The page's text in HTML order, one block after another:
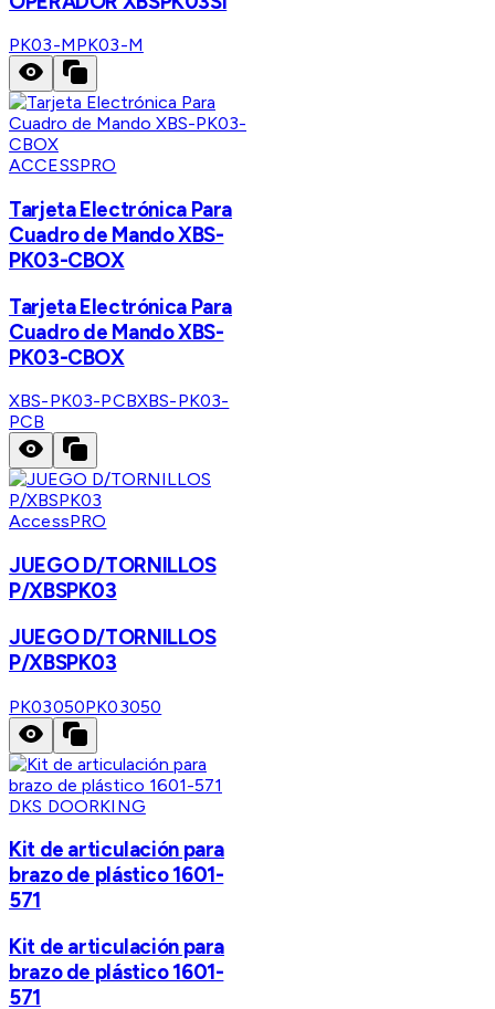
PK03-MPK03-M
ACCESSPRO
Tarjeta Electrónica Para
Cuadro de Mando XBS-
PK03-CBOX
Tarjeta Electrónica Para
Cuadro de Mando XBS-
PK03-CBOX
XBS-PK03-PCBXBS-PK03-
PCB
AccessPRO
JUEGO D/TORNILLOS
P/XBSPK03
JUEGO D/TORNILLOS
P/XBSPK03
PK03050PK03050
DKS DOORKING
Kit de articulación para
brazo de plástico 1601-
571
Kit de articulación para
brazo de plástico 1601-
571